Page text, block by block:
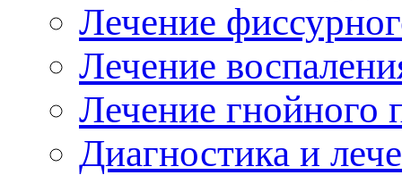
Лечение
Лечение
Лечение гнойного
Диагностика и